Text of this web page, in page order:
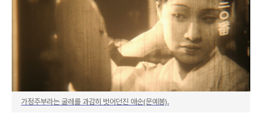
가정주부라는 굴레를 과감히 벗어던진 애순(문예봉).